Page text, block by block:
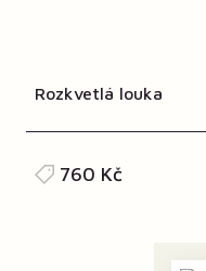
Rozkvetlá louka
760 Kč